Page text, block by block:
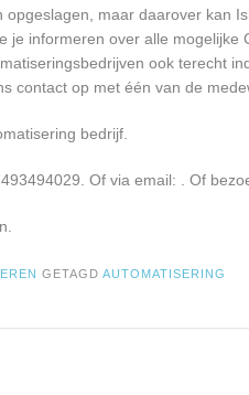
maar daarover kan
informeren over alle
ook terecht
contact op met één van de
bedrijf.
Of via email: . Of
GETAGD AUTOMATISERING